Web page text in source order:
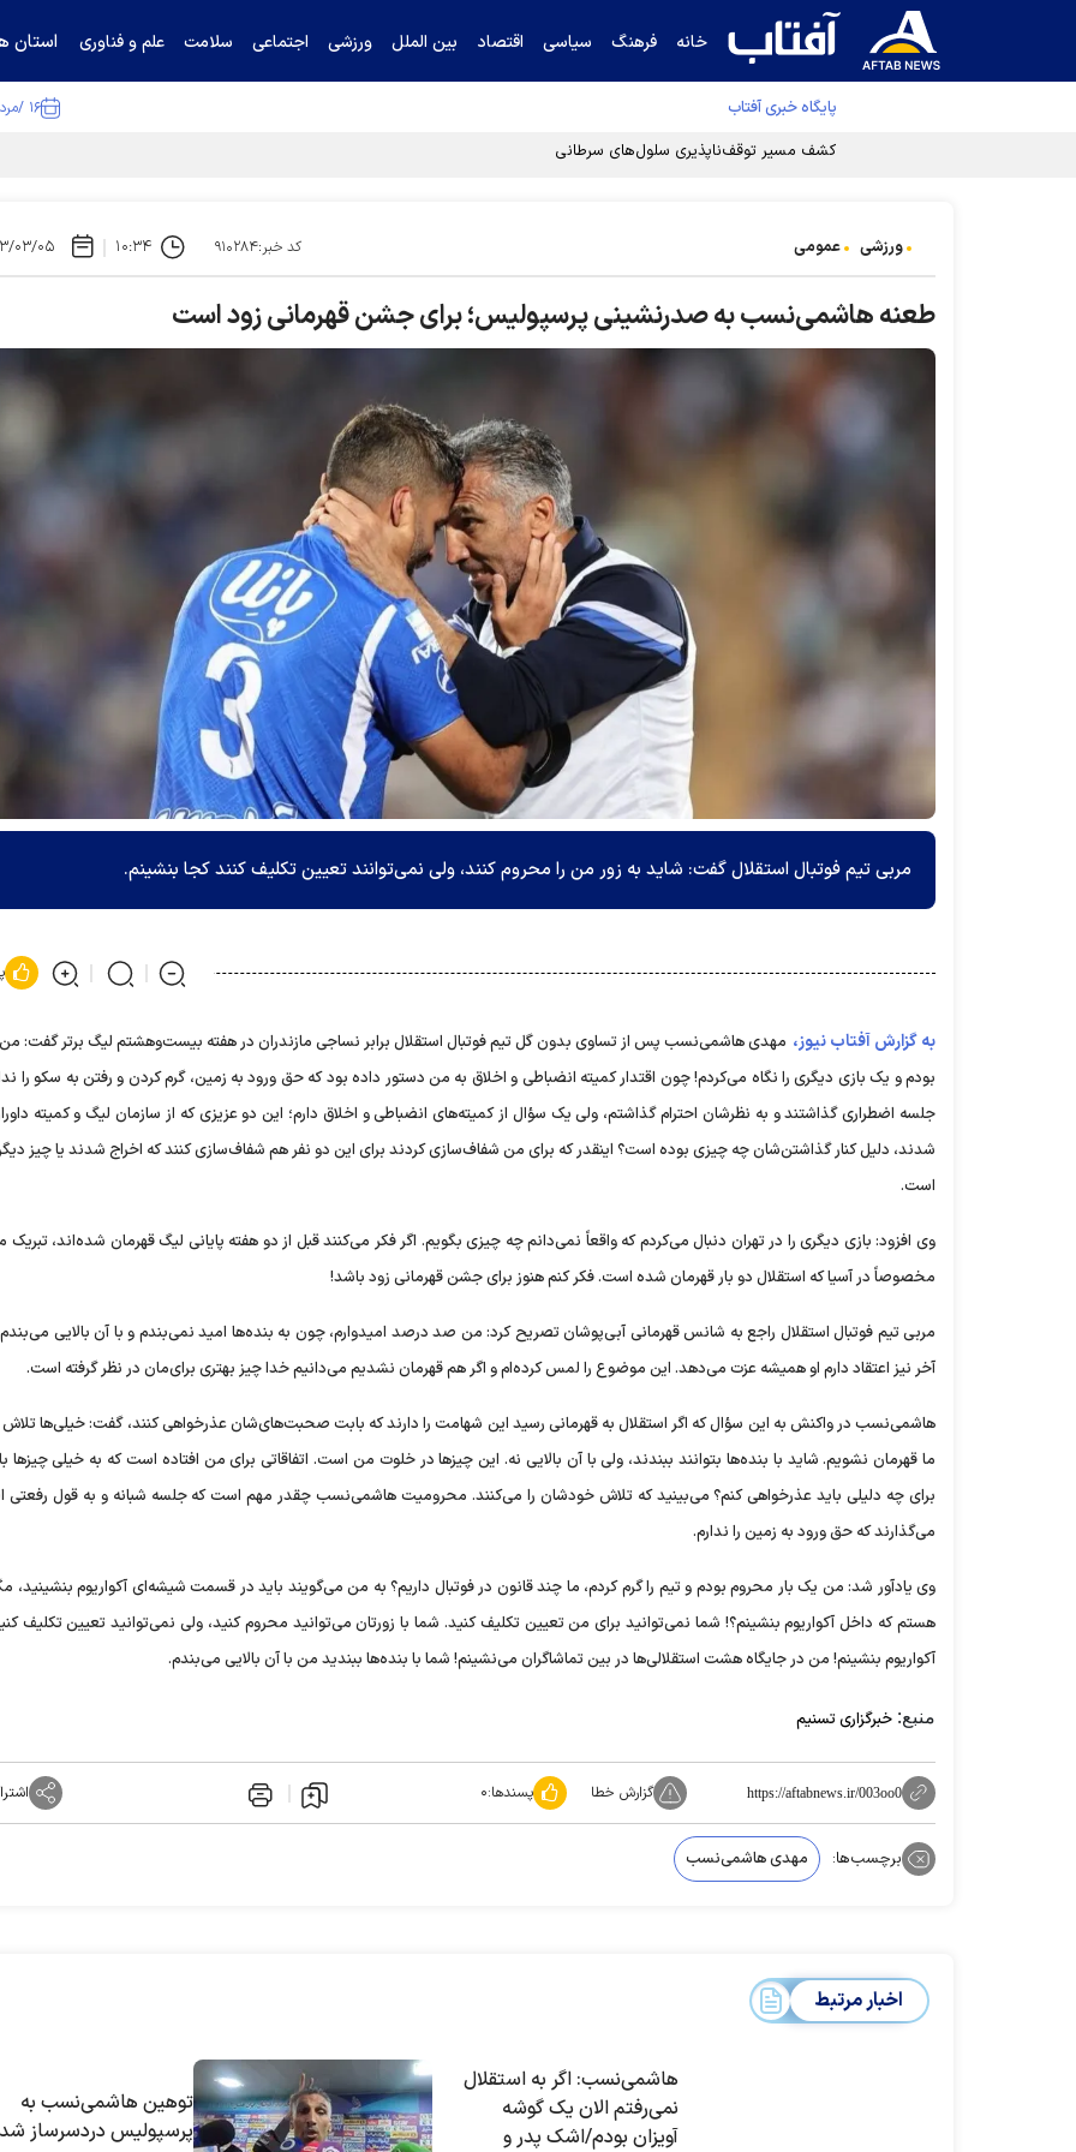
خانه فرهنگ سیاسی اقتصاد بین الملل ورزشی اجتماعی سلامت علم و فناوری استان
پایگاه خبری آفتاب ۱۶ /مرداد /۱۴۰۵
کشف مسیر توقف‌ناپذیری سلول‌های سرطانی
ورزشی عمومی کد خبر:۹۱۰۲۸۴ ۱۰:۳۴ ۱۴۰۳/
طعنه هاشمی‌نسب به صدرنشینی پرسپولیس؛ برای جشن قهرمانی زود است
مربی تیم فوتبال استقلال گفت: شاید به زور من را محروم کنند، ولی نمی‌توانند تعیین تکلیف کنند کجا بنشینم.
به گزارش آفتاب نیوز، مهدی هاشمی‌نسب پس از تساوی بدون گل تیم فوتبال استقلال برابر نساجی مازندران در هفته بیست‌وهشتم لیگ برتر گفت:
بودم و یک بازی دیگری را نگاه می‌کردم! چون اقتدار کمیته انضباطی و اخلاق به من دستور داده بود که حق ورود به زمین، گرم کردن و رفتن به سکو را
جلسه اضطراری گذاشتند و به نظرشان احترام گذاشتم، ولی یک سؤال از کمیته‌های انضباطی و اخلاق دارم؛ این دو عزیزی که از سازمان لیگ و کمیته
شدند، دلیل کنار گذاشتن‌شان چه چیزی بوده است؟ اینقدر که برای من شفاف‌سازی کردند برای این دو نفر هم شفاف‌سازی کنند که اخراج شدند یا چیز
است.
وی افزود: بازی دیگری را در تهران دنبال می‌کردم که واقعاً نمی‌دانم چه چیزی بگویم. اگر فکر می‌کنند قبل از دو هفته پایانی لیگ قهرمان شده‌اند، تبریک
مخصوصاً در آسیا که استقلال دو بار قهرمان شده است. فکر کنم هنوز برای جشن قهرمانی زود باشد!
مربی تیم فوتبال استقلال راجع به شانس قهرمانی آبی‌پوشان تصریح کرد: من صد درصد امیدوارم، چون به بنده‌ها امید نمی‌بندم و با آن بالایی می‌بندم
آخر نیز اعتقاد دارم او همیشه عزت می‌دهد. این موضوع را لمس کرده‌ام و اگر هم قهرمان نشدیم می‌دانیم خدا چیز بهتری برای‌مان در نظر گرفته است.
هاشمی‌نسب در واکنش به این سؤال که اگر استقلال به قهرمانی رسید این شهامت را دارند که بابت صحبت‌های‌شان عذرخواهی کنند، گفت: خیلی‌ها
ما قهرمان نشویم. شاید با بنده‌ها بتوانند ببندند، ولی با آن بالایی نه. این چیز‌ها در خلوت من است. اتفاقاتی برای من افتاده است که به خیلی چیز‌ها
برای چه دلیلی باید عذرخواهی کنم؟ می‌بینید که تلاش خودشان را می‌کنند. محرومیت هاشمی‌نسب چقدر مهم است که جلسه شبانه و به قول رفعتی
می‌گذارند که حق ورود به زمین را ندارم.
وی یادآور شد: من یک بار محروم بودم و تیم را گرم کردم، ما چند قانون در فوتبال داریم؟ به من می‌گویند باید در قسمت شیشه‌ای آکواریوم بنشینید،
هستم که داخل آکواریوم بنشینم؟! شما نمی‌توانید برای من تعیین تکلیف کنید. شما با زورتان می‌توانید محروم کنید، ولی نمی‌توانید تعیین تکلیف
آکواریوم بنشینم! من در جایگاه هشت استقلالی‌ها در بین تماشاگران می‌نشینم! شما با بنده‌ها ببندید من با آن بالایی می‌بندم.
منبع: خبرگزاری تسنیم
https://aftabnews.ir/003oo0 گزارش خطا پسندها:۰
برچسب‌ها: مهدی هاشمی‌نسب
اخبار مرتبط
هاشمی‌نسب: اگر به استقلال
نمی‌رفتم الان یک گوشه
آویزان بودم/اشک پدر و
توهین هاشمی‌نسب به
پرسپولیس دردسرساز شد